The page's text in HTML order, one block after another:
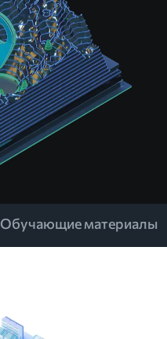
Обучающие материалы